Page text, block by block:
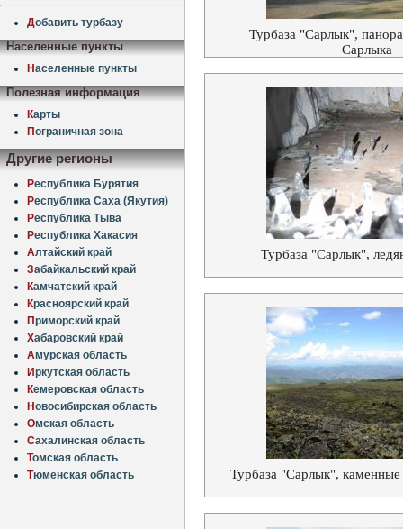
Добавить турбазу
Населенные пункты
Населенные пункты
Полезная информация
Карты
Пограничная зона
Другие регионы
Республика Бурятия
Республика Саха (Якутия)
Республика Тыва
Республика Хакасия
Алтайский край
Забайкальский край
Камчатский край
Красноярский край
Приморский край
Хабаровский край
Амурская область
Иркутская область
Кемеровская область
Новосибирская область
Омская область
Сахалинская область
Томская область
Тюменская область
Турбаза "Сарлык",
Сарлыка
Турбаза "Сарлык",
Турбаза "Сарлык",